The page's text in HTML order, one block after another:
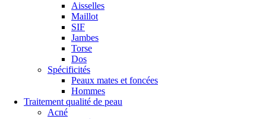
Aisselles
Maillot
SIF
Jambes
Torse
Dos
Spécificités
Peaux mates et foncées
Hommes
Traitement qualité de peau
Acné